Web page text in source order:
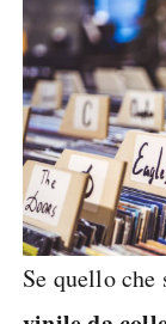
Se quello